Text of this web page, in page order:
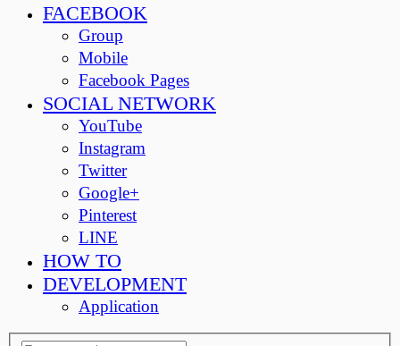
FACEBOOK
Group
Mobile
Facebook Pages
SOCIAL NETWORK
YouTube
Instagram
Twitter
Google+
Pinterest
LINE
HOW TO
DEVELOPMENT
Application